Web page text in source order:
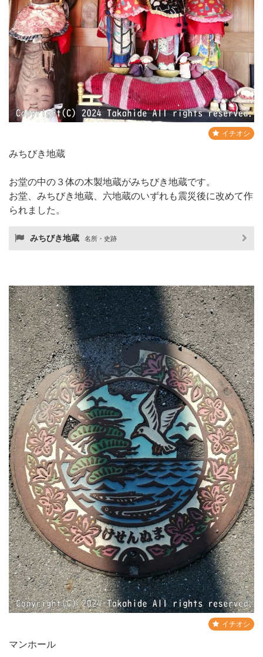
イチオシ
みちびき地蔵
お堂の中の３体の木製地蔵がみちびき地蔵です。
お堂、みちびき地蔵、六地蔵のいずれも震災後に改めて作
られました。
みちびき地蔵 名所・史跡
イチオシ
マンホール